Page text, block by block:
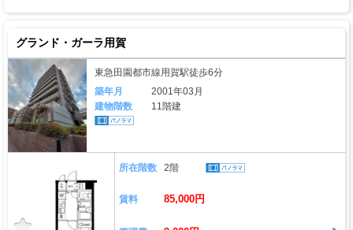
グランド・ガーラ用賀
東急田園都市線用賀駅徒歩6分
築年月
2001年03月
建物階数
11階建
所在階数 2階
賃料 85,000円